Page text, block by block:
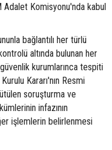
Komisyonu'nda kabul
bağlantılı her türlü
altında bulunan her
kurumlarınca tespiti
Kararı'nın Resmi
soruşturma ve
infazının
işlemlerin belirlenmesi